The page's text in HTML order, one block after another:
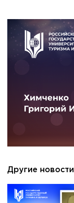
Другие новости